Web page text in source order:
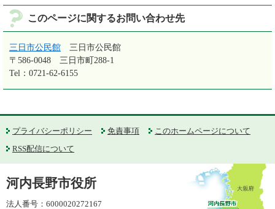
このページに関するお問い合わせ先
三日市公民館
三日市公民館
〒586-0048
三日市町288-1
Tel：0721-62-6155
プライバシーポリシー 免責事項
このホームページについて
RSS配信について
河内長野市役所
法人番号：6000020272167